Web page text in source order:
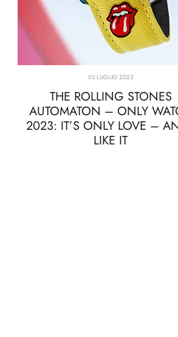
03 LUGLIO 2023
THE ROLLING STONES
AUTOMATON – ONLY
2023: IT’S ONLY LOVE –
LIKE IT